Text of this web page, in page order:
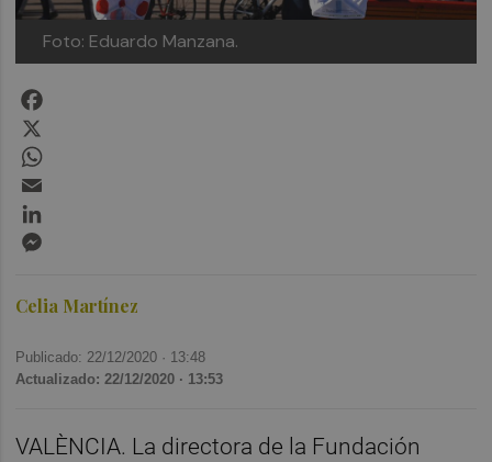
Foto: Eduardo Manzana.
Celia Martínez
Publicado: 22/12/2020 · 13:48
Actualizado: 22/12/2020 · 13:53
VALÈNCIA. La directora de la Fundación